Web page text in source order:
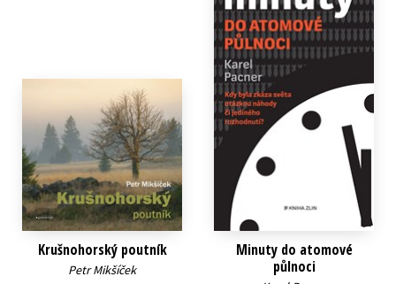
Krušnohorský poutník
Petr Mikšíček
Minuty do atomové
půlnoci